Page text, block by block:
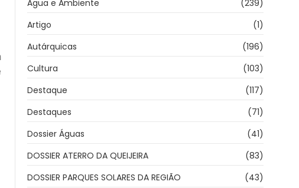
Água e Ambiente
(239)
Artigo
(1)
Autárquicas
(196)
Cultura
(103)
Destaque
(117)
Destaques
(71)
Dossier Águas
(41)
DOSSIER ATERRO DA QUEIJEIRA
(83)
DOSSIER PARQUES SOLARES DA REGIÃO
(43)